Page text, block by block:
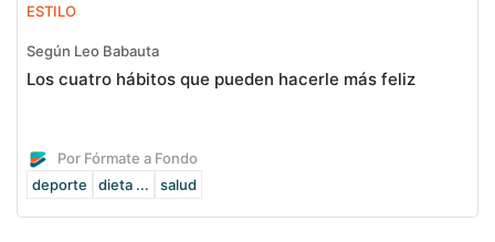
ESTILO
Según Leo Babauta
Los cuatro hábitos que pueden hacerle más feliz
Por Fórmate a Fondo
deporte
dieta ... salud